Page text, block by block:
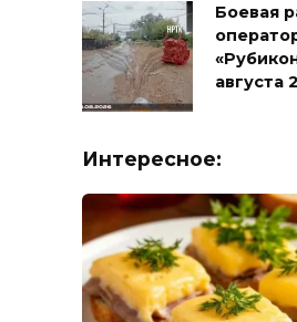
Боевая
августа
Интересное: